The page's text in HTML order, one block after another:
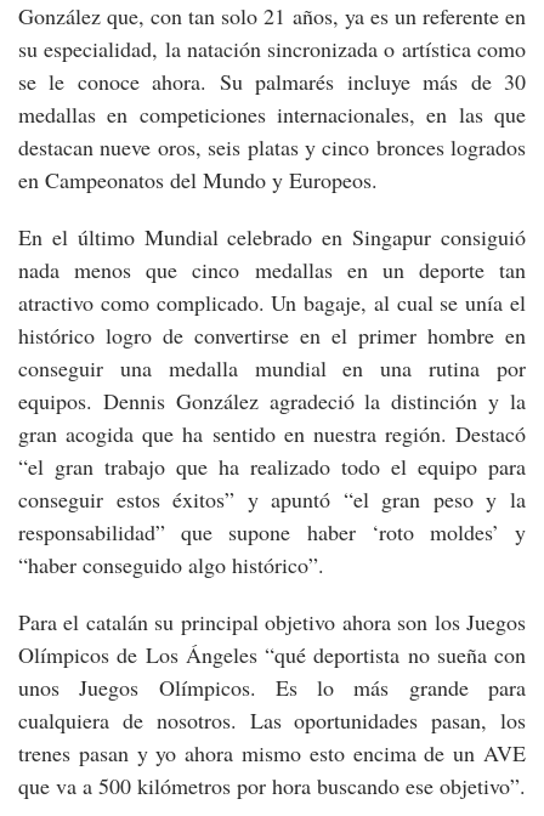
González que, con tan solo 21 años, ya es un referente en
su especialidad, la natación sincronizada o artística como
se le conoce ahora. Su palmarés incluye más de 30
medallas en competiciones internacionales, en las que
destacan nueve oros, seis platas y cinco bronces logrados
en Campeonatos del Mundo y Europeos.
En el último Mundial celebrado en Singapur consiguió
nada menos que cinco medallas en un deporte tan
atractivo como complicado. Un bagaje, al cual se unía el
histórico logro de convertirse en el primer hombre en
conseguir una medalla mundial en una rutina por
equipos. Dennis González agradeció la distinción y la
gran acogida que ha sentido en nuestra región. Destacó
“el gran trabajo que ha realizado todo el equipo para
conseguir estos éxitos” y apuntó “el gran peso y la
responsabilidad” que supone haber ‘roto moldes’ y
“haber conseguido algo histórico”.
Para el catalán su principal objetivo ahora son los Juegos
Olímpicos de Los Ángeles “qué deportista no sueña con
unos Juegos Olímpicos. Es lo más grande para
cualquiera de nosotros. Las oportunidades pasan, los
trenes pasan y yo ahora mismo esto encima de un AVE
que va a 500 kilómetros por hora buscando ese objetivo”.